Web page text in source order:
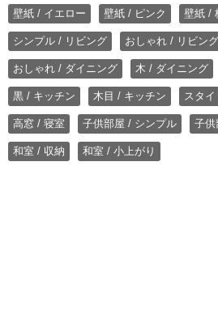
壁紙 / イエロー 壁紙 / ピンク 壁紙 /
シンプル / リビング おしゃれ / リビング
おしゃれ / ダイニング 木 / ダイニング
黒 / キッチン 木目 / キッチン スタ
高窓 / 寝室 子供部屋 / シンプル 子供
和室 / 収納 和室 / 小上がり